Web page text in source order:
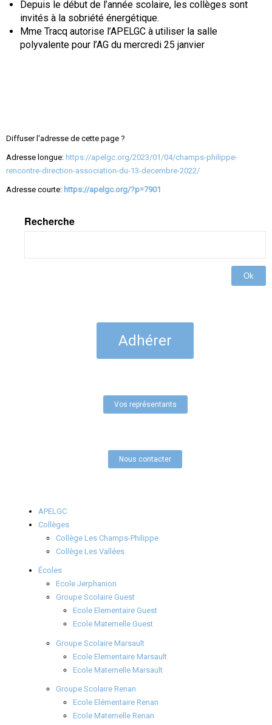
Depuis le début de l’année scolaire, les collèges sont
invités à la sobriété énergétique.
Mme Tracq autorise l’APELGC à utiliser la salle
polyvalente pour l’AG du mercredi 25 janvier
Diffuser l'adresse de cette page ?
Adresse longue: https://apelgc.org/2023/01/04/champs-philippe-
rencontre-direction-association-du-13-decembre-2022/
Adresse courte: https://apelgc.org/?p=7901
Recherche
Ok
Adhérer
Vos représentants
Nous contacter
APELGC
Collèges
Collège Les Champs-Philippe
Collège Les Vallées
Écoles
Ecole Jerphanion
Groupe Scolaire Guest
Ecole Elementaire Guest
Ecole Maternelle Guest
Groupe Scolaire Marsault
Ecole Elementaire Marsault
Ecole Maternelle Marsault
Groupe Scolaire Renan
Ecole Elémentaire Renan
Ecole Maternelle Renan